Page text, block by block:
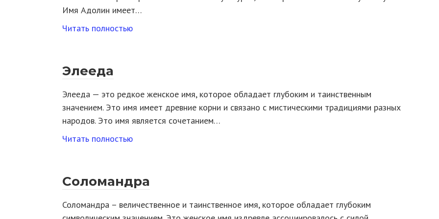
Имя Адолин имеет…
Читать полностью
Элееда
Элееда — это редкое женское имя, которое обладает глубоким и таинственным
значением. Это имя имеет древние корни и связано с мистическими традициями разных
народов. Это имя является сочетанием…
Читать полностью
Соломандра
Соломандра – величественное и таинственное имя, которое обладает глубоким